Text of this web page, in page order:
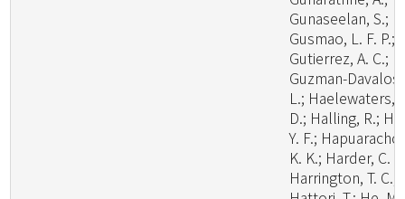
Gunaseelan, S.;
Gusmao, L. F. P.;
Gutierrez, A. C.;
Guzman-Davalos,
L.; Haelewaters,
D.; Halling, R.;
Y. F.;
K. K.; Harder, C.
Harrington, T. C.;